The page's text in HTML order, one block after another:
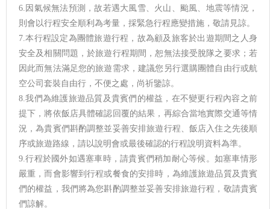
6.因氣候無法預測，故若遇大風雪、火山、颱風、地震等情況，
則會以行程安全順利為考量，採緊急行程應變措施，敬請見諒。
7.本行程設定為團體旅遊行程，故為顧及旅客於出遊期間之人身
安全及相關問題，於旅遊行程期間，恕無法接受脫隊之要求；若
因此而無法滿足您的旅遊需求，建議您另行選購團體自由行或航
空公司套裝自由行，不便之處，尚祈鑒諒。
8.我們為維護旅遊品質及貴賓們的權益，在不變更行程內容之前
提下，將依飯店具體確認回覆的結果，再綜合當地實際交通等情
況，為貴賓們斟酌調整並妥善安排旅遊行程、飯店入住之先後順
序或旅遊路線，請以說明會或最後確認的行程說明資料為準。
9.行程於國外如遇塞車時，請貴賓們稍加耐心等候。如塞車情形
嚴重，而會影響到行程或餐食的安排時，為維護旅遊品質及貴賓
們的權益，我們將為您斟酌調整並妥善安排旅遊行程，敬請貴賓
們諒解。